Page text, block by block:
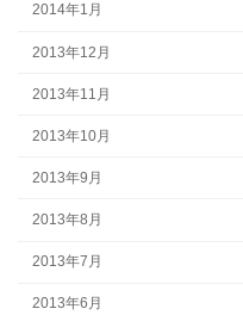
2014年1月
2013年12月
2013年11月
2013年10月
2013年9月
2013年8月
2013年7月
2013年6月